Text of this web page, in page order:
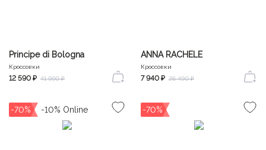
Principe di Bologna
Кроссовки
12 590 ₽ 41 990 ₽
ANNA RACHELE
Кроссовки
7 940 ₽ 26 490 ₽
-70% -70%